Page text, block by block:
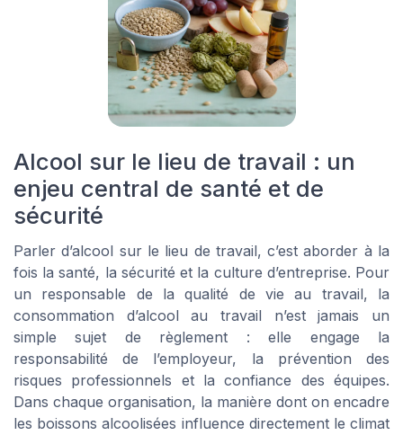
Alcool sur le lieu de travail : un
enjeu central de santé et de
sécurité
Parler d’alcool sur le lieu de travail, c’est aborder à la
fois la santé, la sécurité et la culture d’entreprise. Pour
un responsable de la qualité de vie au travail, la
consommation d’alcool au travail n’est jamais un
simple sujet de règlement : elle engage la
responsabilité de l’employeur, la prévention des
risques professionnels et la confiance des équipes.
Dans chaque organisation, la manière dont on encadre
les boissons alcoolisées influence directement le climat